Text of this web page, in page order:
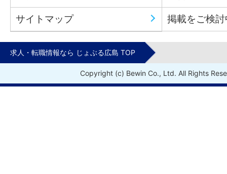
サイトマップ 掲載をご検
求人・転職情報なら じょぶる広島 TOP
Copyright (c) Bewin Co., Ltd. All Rights